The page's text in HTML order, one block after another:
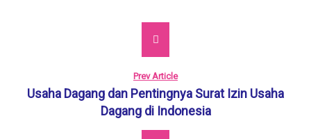
Prev Article
Usaha Dagang dan Pentingnya Surat Izin Usaha
Dagang di Indonesia